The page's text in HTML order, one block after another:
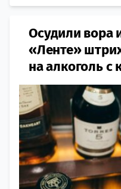
Осудили вора
«Ленте»
на алкоголь с